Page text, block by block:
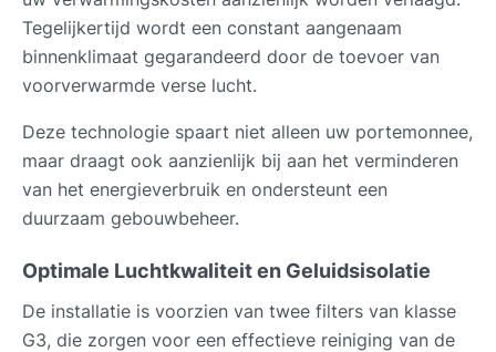
Tegelijkertijd wordt een constant aangenaam
binnenklimaat gegarandeerd door de toevoer van
voorverwarmde verse lucht.
Deze technologie spaart niet alleen uw portemonnee,
maar draagt ook aanzienlijk bij aan het verminderen
van het energieverbruik en ondersteunt een
duurzaam gebouwbeheer.
Optimale Luchtkwaliteit en Geluidsisolatie
De installatie is voorzien van twee filters van klasse
G3, die zorgen voor een effectieve reiniging van de